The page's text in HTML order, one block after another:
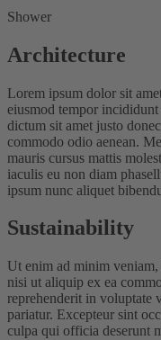
Shower
Architecture
Lorem ipsum dolor sit
eiusmod tempor
dictum sit amet justo
commodo odio aenean.
mauris cursus mattis
iaculis eu non diam
ipsum nunc aliquet
Sustainability
Ut enim ad minim
nisi ut aliquip ex ea
reprehenderit in voluptate
pariatur. Excepteur sint
culpa qui officia deserunt